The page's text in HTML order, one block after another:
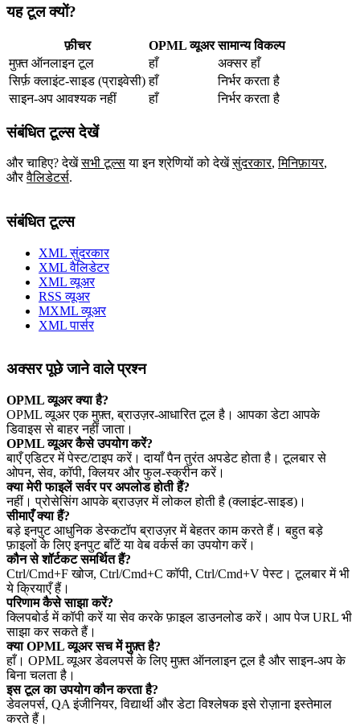
यह टूल क्यों?
फ़ीचर OPML व्यूअर सामान्य विकल्प
मुफ़्त ऑनलाइन टूल
हाँ
अक्सर हाँ
सिर्फ़ क्लाइंट‑साइड (प्राइवेसी) हाँ
निर्भर करता है
साइन‑अप आवश्यक नहीं
हाँ निर्भर करता है
संबंधित टूल्स देखें
और चाहिए? देखें सभी टूल्स या इन श्रेणियों को देखें सुंदरकार,मिनिफ़ायर,
और वैलिडेटर्स.
संबंधित टूल्स
XML सुंदरकार
XML वैलिडेटर
XML व्यूअर
RSS व्यूअर
MXML व्यूअर
XML पार्सर
अक्सर पूछे जाने वाले प्रश्न
OPML व्यूअर क्या है?
OPML व्यूअर एक मुफ़्त, ब्राउज़र‑आधारित टूल है। आपका डेटा आपके
डिवाइस से बाहर नहीं जाता।
OPML व्यूअर कैसे उपयोग करें?
बाएँ एडिटर में पेस्ट/टाइप करें। दायाँ पैन तुरंत अपडेट होता है। टूलबार से
ओपन, सेव, कॉपी, क्लियर और फुल‑स्क्रीन करें।
क्या मेरी फाइलें सर्वर पर अपलोड होती हैं?
नहीं। प्रोसेसिंग आपके ब्राउज़र में लोकल होती है (क्लाइंट‑साइड)।
सीमाएँ क्या हैं?
बड़े इनपुट आधुनिक डेस्कटॉप ब्राउज़र में बेहतर काम करते हैं। बहुत बड़े
फ़ाइलों के लिए इनपुट बाँटें या वेब वर्कर्स का उपयोग करें।
कौन से शॉर्टकट समर्थित हैं?
Ctrl/Cmd+F खोज, Ctrl/Cmd+C कॉपी, Ctrl/Cmd+V पेस्ट। टूलबार में भी
ये क्रियाएँ हैं।
परिणाम कैसे साझा करें?
क्लिपबोर्ड में कॉपी करें या सेव करके फ़ाइल डाउनलोड करें। आप पेज URL भी
साझा कर सकते हैं।
क्या OPML व्यूअर सच में मुफ़्त है?
हाँ। OPML व्यूअर डेवलपर्स के लिए मुफ़्त ऑनलाइन टूल है और साइन‑अप के
बिना चलता है।
इस टूल का उपयोग कौन करता है?
डेवलपर्स, QA इंजीनियर, विद्यार्थी और डेटा विश्लेषक इसे रोज़ाना इस्तेमाल
करते हैं।